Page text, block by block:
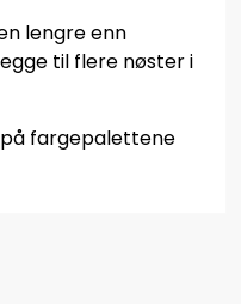
lengre enn
til flere nøster i
på fargepalettene